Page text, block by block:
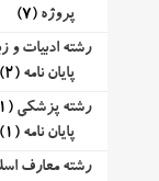
پروژه (7)
رشته ادبیات و
پایان نامه (2)
رشته پزشکی (1)
پایان نامه (1)
رشته معارف